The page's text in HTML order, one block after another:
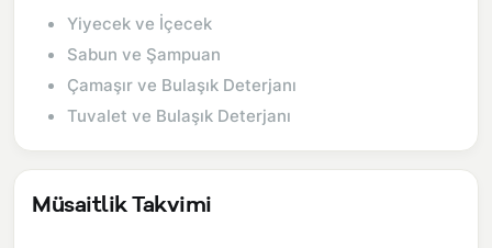
Yiyecek ve İçecek
Sabun ve Şampuan
Çamaşır ve Bulaşık Deterjanı
Tuvalet ve Bulaşık Deterjanı
Müsaitlik Takvimi